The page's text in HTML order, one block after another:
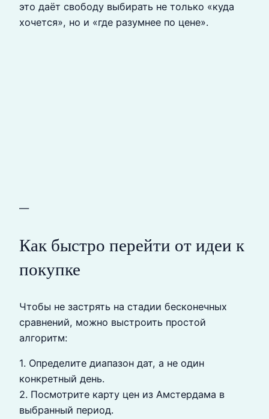
это даёт свободу выбирать не только «куда
хочется», но и «где разумнее по цене».
—
Как быстро перейти от идеи к
покупке
Чтобы не застрять на стадии бесконечных
сравнений, можно выстроить простой
алгоритм:
1. Определите диапазон дат, а не один
конкретный день.
2. Посмотрите карту цен из Амстердама в
выбранный период.